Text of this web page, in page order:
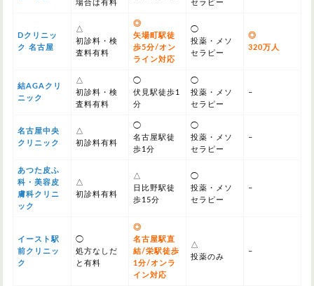
場合は有料
セラピー
Dクリニッ
ク 名古屋
△
初診料・検
査料有料
◎
矢場町駅徒
歩5分/オン
ライン対応
◯
投薬・メソ
セラピー
◎
320万人
結AGAクリ
ニック
△
初診料・検
査料有料
◯
伏見駅徒歩1
分
◯
投薬・メソ
セラピー
–
名古屋中央
クリニック
△
初診料有料
◯
名古屋駅徒
歩1分
◯
投薬・メソ
セラピー
–
あつた皮ふ
科・美容皮
膚科クリニ
ック
△
初診料有料
△
日比野駅徒
歩15分
◯
投薬・メソ
セラピー
–
イースト駅
前クリニッ
ク
◯
処方なしだ
と有料
◎
名古屋駅直
結/栄駅徒歩
1分/オンラ
イン対応
△
投薬のみ
–